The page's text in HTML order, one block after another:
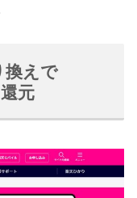
換えで
元